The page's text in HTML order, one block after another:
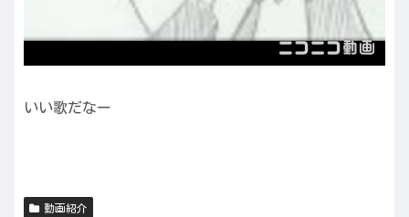
いい歌だなー
動画紹介